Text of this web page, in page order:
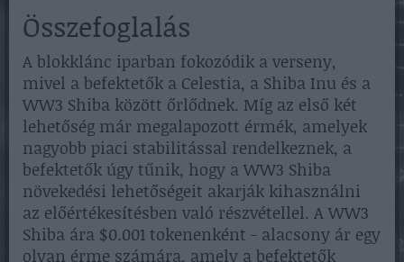
Összefoglalás
A blokklánc iparban fokozódik a verseny,
mivel a befektetők a Celestia, a Shiba Inu és a
WW3 Shiba között őrlődnek. Míg az első két
lehetőség már megalapozott érmék, amelyek
nagyobb piaci stabilitással rendelkeznek, a
befektetők úgy tűnik, hogy a WW3 Shiba
növekedési lehetőségeit akarják kihasználni
az előértékesítésben való részvétellel. A WW3
Shiba ára $0.001 tokenenként - alacsony ár egy
olyan érme számára, amely a befektetők